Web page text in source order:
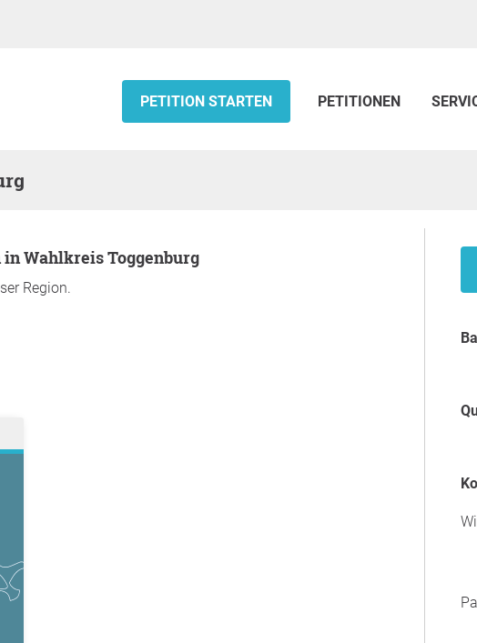
PETITION STARTEN PETITIONEN
Wahlkreis Toggenburg
Region.